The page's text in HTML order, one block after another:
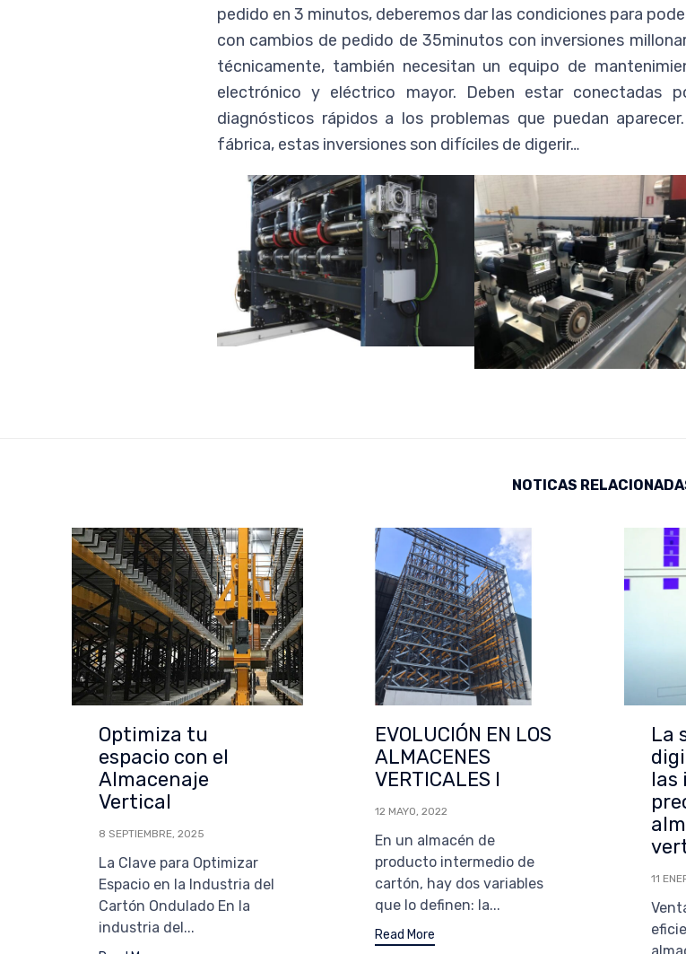
pedido en 3 minutos, deberemos dar las condiciones para
con cambios de pedido de 35minutos con inversiones
técnicamente, también necesitan un equipo de
electrónico y eléctrico mayor. Deben estar conectadas
diagnósticos rápidos a los problemas que puedan
fábrica, estas inversiones son difíciles de digerir…
NOTICAS
Optimiza tu
espacio con el
Almacenaje
Vertical
8 SEPTIEMBRE, 2025
La Clave para Optimizar
Espacio en la Industria del
Cartón Ondulado En la
industria del...
EVOLUCIÓN EN LOS
ALMACENES
VERTICALES I
12 MAYO, 2022
En un almacén de
producto intermedio de
cartón, hay dos variables
que lo definen: la...
Read More
La
las
11